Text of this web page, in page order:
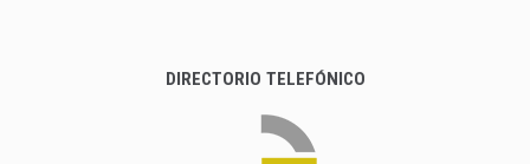
DIRECTORIO TELEFÓNICO